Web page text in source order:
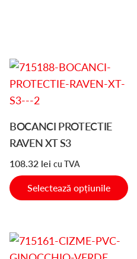
BOCANCI PROTECTIE
RAVEN XT S3
108.32 lei cu TVA
Selectează opțiunile
Acest
produs
are
multe
variații.
Opțiunile
pot
fi
în
pagina
Acest